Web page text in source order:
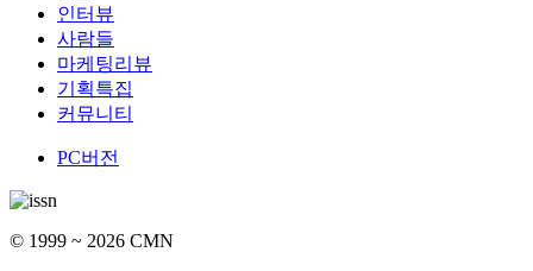
인터뷰
사람들
마케팅리뷰
기획특집
커뮤니티
PC버전
© 1999 ~ 2026 CMN